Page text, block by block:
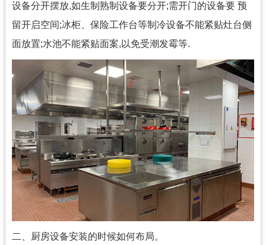
设备分开摆放,如生制熟制设备要分开;需开门的设备要 预
留开启空间;冰柜、保险工作台等制冷设备不能紧贴灶台侧
面放置;水池不能紧贴面案,以免受潮发霉等.
二、厨房设备安装的时候如何布局。